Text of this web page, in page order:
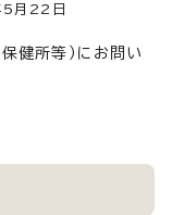
月22日
健所等）にお問い